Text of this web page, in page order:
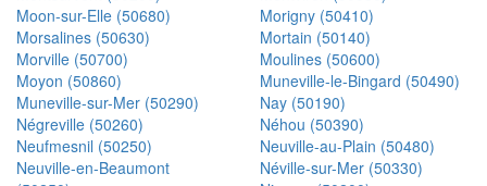
Moon-sur-Elle (50680)
Morigny (50410)
Morsalines (50630)
Mortain (50140)
Morville (50700)
Moulines (50600)
Moyon (50860)
Muneville-le-Bingard (50490)
Muneville-sur-Mer (50290)
Nay (50190)
Négreville (50260)
Néhou (50390)
Neufmesnil (50250)
Neuville-au-Plain (50480)
Neuville-en-Beaumont
Néville-sur-Mer (50330)